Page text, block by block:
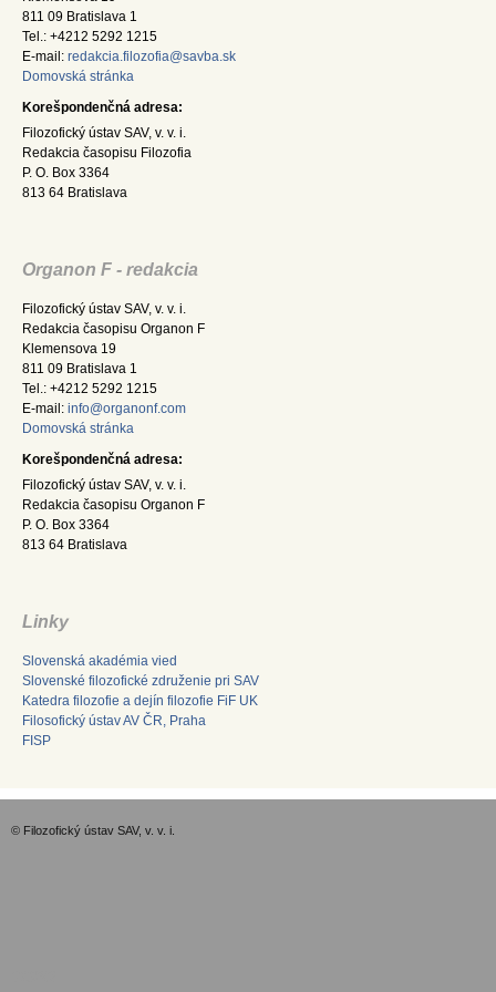
811 09 Bratislava 1
Tel.: +4212 5292 1215
E-mail: redakcia.filozofia@savba.sk
Domovská stránka
Korešpondenčná adresa:
Filozofický ústav SAV, v. v. i.
Redakcia časopisu Filozofia
P. O. Box 3364
813 64 Bratislava
Organon F - redakcia
Filozofický ústav SAV, v. v. i.
Redakcia časopisu Organon F
Klemensova 19
811 09 Bratislava 1
Tel.: +4212 5292 1215
E-mail: info@organonf.com
Domovská stránka
Korešpondenčná adresa:
Filozofický ústav SAV, v. v. i.
Redakcia časopisu Organon F
P. O. Box 3364
813 64 Bratislava
Linky
Slovenská akadémia vied
Slovenské filozofické združenie pri SAV
Katedra filozofie a dejín filozofie FiF UK
Filosofický ústav AV ČR, Praha
FISP
© Filozofický ústav SAV, v. v. i.